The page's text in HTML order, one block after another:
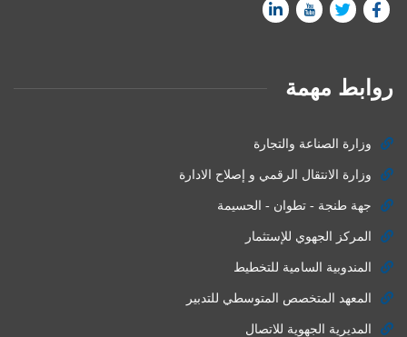
روابط مهمة
وزارة الصناعة والتجارة
وزارة الانتقال الرقمي و إصلاح الادارة
جهة طنجة - تطوان - الحسيمة
المركز الجهوي للإستثمار
المندوبية السامية للتخطيط
المعهد المتخصص المتوسطي للتدبير
المديرية الجهوية للاتصال